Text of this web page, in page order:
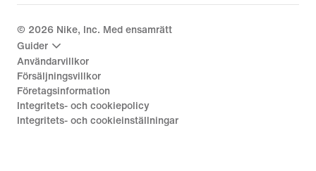
© 2026 Nike, Inc. Med ensamrätt
Guider
Användarvillkor
Försäljningsvillkor
Företagsinformation
Integritets- och cookiepolicy
Integritets- och cookieinställningar